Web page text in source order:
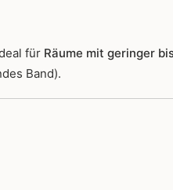
für Räume mit geringer
Band).